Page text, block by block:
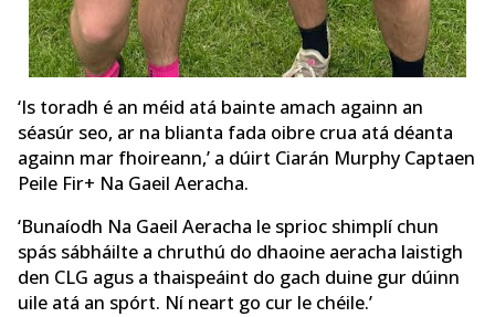
‘Is toradh é an méid atá bainte amach againn an
séasúr seo, ar na blianta fada oibre crua atá déanta
againn mar fhoireann,’ a dúirt Ciarán Murphy Captaen
Peile Fir+ Na Gaeil Aeracha.
‘Bunaíodh Na Gaeil Aeracha le sprioc shimplí chun
spás sábháilte a chruthú do dhaoine aeracha laistigh
den CLG agus a thaispeáint do gach duine gur dúinn
uile atá an spórt. Ní neart go cur le chéile.’